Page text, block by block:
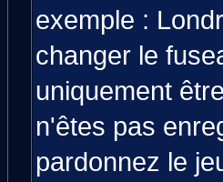
exemple :
changer le
uniquement
n'êtes pas
pardonnez le